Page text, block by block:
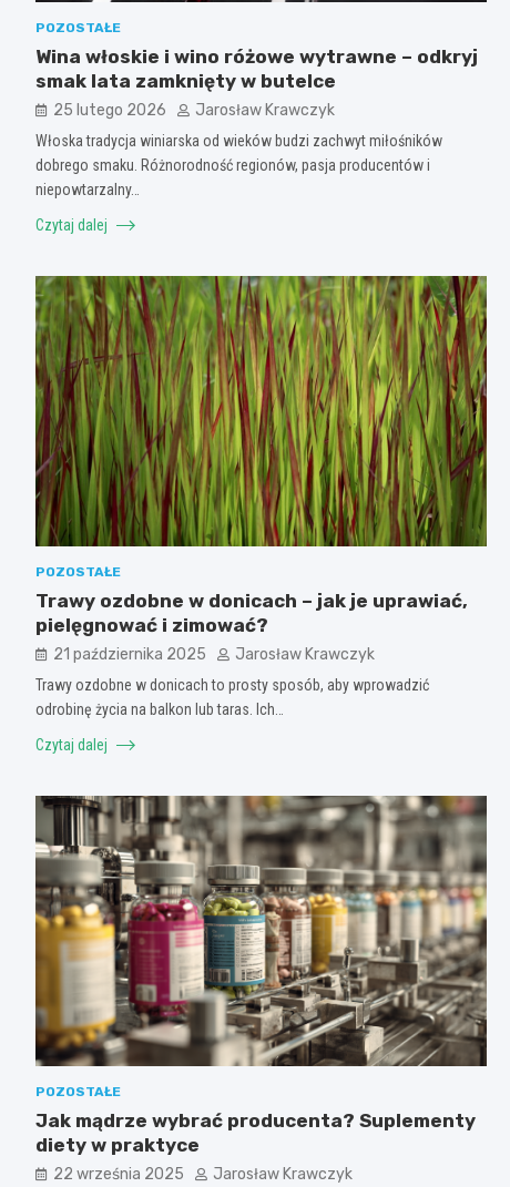
POZOSTAŁE
Wina włoskie i wino różowe wytrawne – odkryj
smak lata zamknięty w butelce
25 lutego 2026 Jarosław Krawczyk
Włoska tradycja winiarska od wieków budzi zachwyt miłośników
dobrego smaku. Różnorodność regionów, pasja producentów i
niepowtarzalny…
Czytaj dalej
POZOSTAŁE
Trawy ozdobne w donicach – jak je uprawiać,
pielęgnować i zimować?
21 października 2025 Jarosław Krawczyk
Trawy ozdobne w donicach to prosty sposób, aby wprowadzić
odrobinę życia na balkon lub taras. Ich…
Czytaj dalej
POZOSTAŁE
Jak mądrze wybrać producenta? Suplementy
diety w praktyce
22 września 2025 Jarosław Krawczyk